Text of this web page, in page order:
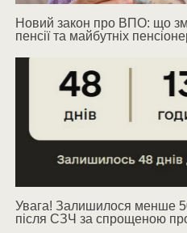
Новий закон про ВПО: що
пенсії та майбутніх
Увага! Залишилося менше
після СЗЧ за спрощеною